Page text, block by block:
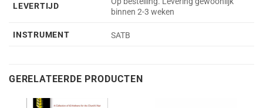
LEVERTIJD
binnen 2-3 weken
INSTRUMENT SATB
GERELATEERDE PRODUCTEN